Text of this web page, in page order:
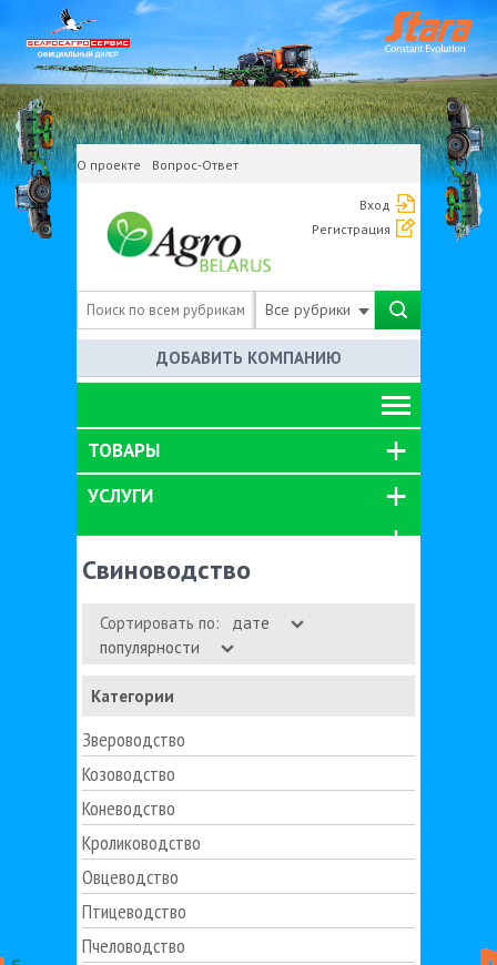
О проекте Вопрос-Ответ
Вход
Регистрация
Все рубрики
ДОБАВИТЬ КОМПАНИЮ
ТОВАРЫ
УСЛУГИ
Свиноводство
Сортировать по:
дате
популярности
Категории
Звероводство
Козоводство
Коневодство
Кролиководство
Овцеводство
Птицеводство
Пчеловодство